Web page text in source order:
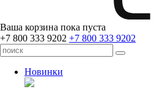
Ваша корзина пока пуста
+7 800 333 9202 +7 800 333 9202
Новинки